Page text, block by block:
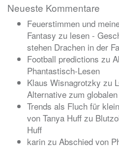
Neueste Kommentare
Feuerstimmen und
Fantasy zu lesen -
stehen Drachen in der
Football predictions zu
Phantastisch-Lesen
Klaus Wisnagrotzky zu
Alternative zum
Trends als Fluch für
von Tanya Huff zu
Huff
karin zu Abschied von